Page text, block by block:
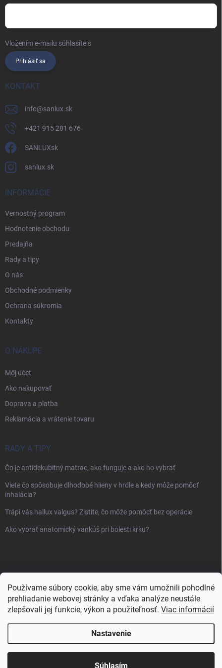
Používame súbory cookie, aby sme vám umožnili pohodlné
prehliadanie webovej stránky a vďaka analýze neustále
zlepšovali jej funkcie, výkon a použiteľnosť. Viac informácií
Nastavenie
Súhlasím
Vložením e-mailu súhlasíte s
Prihlásiť sa
KONTAKT
info@sanlux.sk
+421 915 281 676
SANLUXsk
sanlux.sk
INFORMÁCIE
Vernostný program
Hodnotenie obchodu
Predajňa
Rady a tipy
O nás
Obchodné podmienky
Ochrana súkromia
Kontakty
O NÁKUPE
Môj účet
Ako nakupovať
Doprava a platba
Reklamácia a vrátenie tovaru
RADY A TIPY
Čo je antidekubitný matrac, ako funguje a ako ho vybrať
Viete čo spôsobuje dlhodobé hlieny v hrdle a kedy môže pomôcť
inhalácia?
Trápi vás hallux valgus? Zistite, čo môže pomôcť bez operácie
Ako vybrať anatomický vankúš pri bolesti krku?
Sanlux.sk . Všetky práva vyhradené.